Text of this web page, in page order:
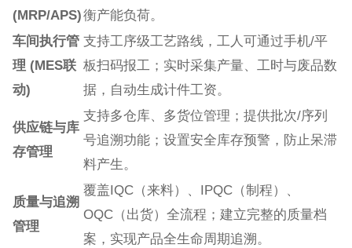
(MRP/APS)衡产能负荷。
车间执行管
理 (MES联
动)
支持工序级工艺路线，工人可通过手机/平
板扫码报工；实时采集产量、工时与废品数
据，自动生成计件工资。
供应链与库
存管理
支持多仓库、多货位管理；提供批次/序列
号追溯功能；设置安全库存预警，防止呆滞
料产生。
质量与追溯
管理
覆盖IQC（来料）、IPQC（制程）、
OQC（出货）全流程；建立完整的质量档
案，实现产品全生命周期追溯。